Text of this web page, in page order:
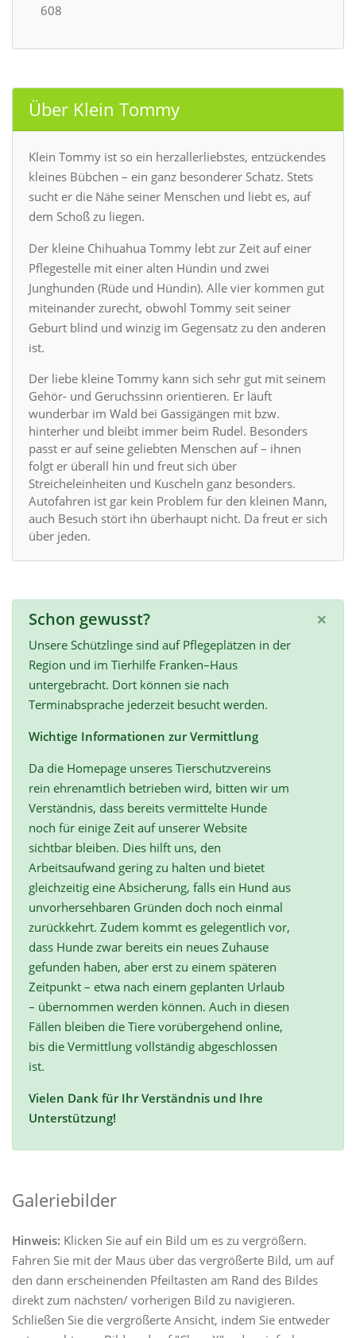
608
Über Klein Tommy
Klein Tommy ist so ein herzallerliebstes, entzückendes
kleines Bübchen – ein ganz besonderer Schatz. Stets
sucht er die Nähe seiner Menschen und liebt es, auf
dem Schoß zu liegen.
Der kleine Chihuahua Tommy lebt zur Zeit auf einer
Pflegestelle mit einer alten Hündin und zwei
Junghunden (Rüde und Hündin). Alle vier kommen gut
miteinander zurecht, obwohl Tommy seit seiner
Geburt blind und winzig im Gegensatz zu den anderen
ist.
Der liebe kleine Tommy kann sich sehr gut mit seinem
Gehör- und Geruchssinn orientieren. Er läuft
wunderbar im Wald bei Gassigängen mit bzw.
hinterher und bleibt immer beim Rudel. Besonders
passt er auf seine geliebten Menschen auf – ihnen
folgt er überall hin und freut sich über
Streicheleinheiten und Kuscheln ganz besonders.
Autofahren ist gar kein Problem für den kleinen Mann,
auch Besuch stört ihn überhaupt nicht. Da freut er sich
über jeden.
×
Schon gewusst?
Unsere Schützlinge sind auf Pflegeplätzen in der
Region und im Tierhilfe Franken–Haus
untergebracht. Dort können sie nach
Terminabsprache jederzeit besucht werden.
Wichtige Informationen zur Vermittlung
Da die Homepage unseres Tierschutzvereins
rein ehrenamtlich betrieben wird, bitten wir um
Verständnis, dass bereits vermittelte Hunde
noch für einige Zeit auf unserer Website
sichtbar bleiben. Dies hilft uns, den
Arbeitsaufwand gering zu halten und bietet
gleichzeitig eine Absicherung, falls ein Hund aus
unvorhersehbaren Gründen doch noch einmal
zurückkehrt. Zudem kommt es gelegentlich vor,
dass Hunde zwar bereits ein neues Zuhause
gefunden haben, aber erst zu einem späteren
Zeitpunkt – etwa nach einem geplanten Urlaub
– übernommen werden können. Auch in diesen
Fällen bleiben die Tiere vorübergehend online,
bis die Vermittlung vollständig abgeschlossen
ist.
Vielen Dank für Ihr Verständnis und Ihre
Unterstützung!
Galeriebilder
Hinweis: Klicken Sie auf ein Bild um es zu vergrößern.
Fahren Sie mit der Maus über das vergrößerte Bild, um auf
den dann erscheinenden Pfeiltasten am Rand des Bildes
direkt zum nächsten/ vorherigen Bild zu navigieren.
Schließen Sie die vergrößerte Ansicht, indem Sie entweder